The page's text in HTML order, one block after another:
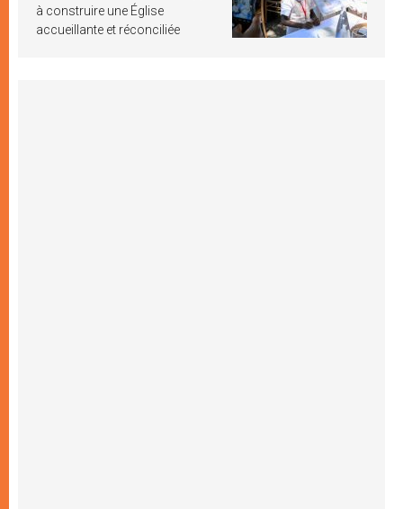
à construire une Église
accueillante et réconciliée